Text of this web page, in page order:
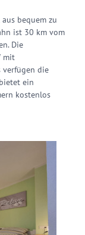
bequem zu
ist 30 km vom
Die
mit
verfügen die
ein
kostenlos